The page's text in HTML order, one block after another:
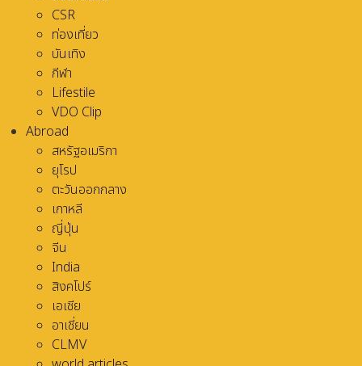
CSR
ท่องเที่ยว
บันเทิง
กีฬา
Lifestile
VDO Clip
Abroad
สหรัฐอเมริกา
ยุโรป
ตะวันออกกลาง
เกาหลี
ญี่ปุ่น
จีน
India
สิงคโปร์
เอเชีย
อาเชี่ยน
CLMV